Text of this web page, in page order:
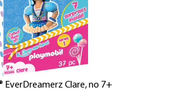
EverDreamerz Clare, no 7+